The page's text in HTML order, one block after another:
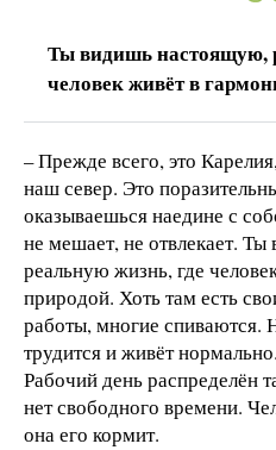
Ты видишь настоящую,
человек живёт в
– Прежде всего, это
наш север. Это
оказываешься наедине с
не мешает, не отвлекает.
реальную жизнь, где
природой. Хоть там есть
работы, многие спиваются.
трудится и живёт
Рабочий день распределён
нет свободного времени.
она его кормит.